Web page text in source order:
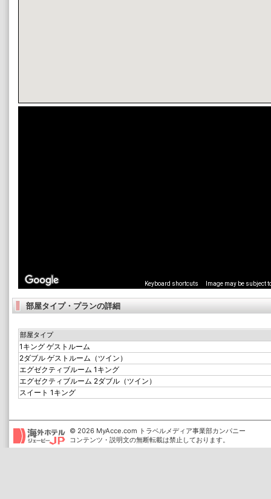
部屋タイプ・プランの詳細
部屋タイプ
1キング ゲストルーム
2ダブル ゲストルーム（ツイン）
エグゼクティブルーム 1キング
エグゼクティブルーム 2ダブル（ツイン）
スイート 1キング
© 2026 MyAcce.com トラベルメディア事業部カンパニー
コンテンツ・説明文の無断転載は禁止しております。